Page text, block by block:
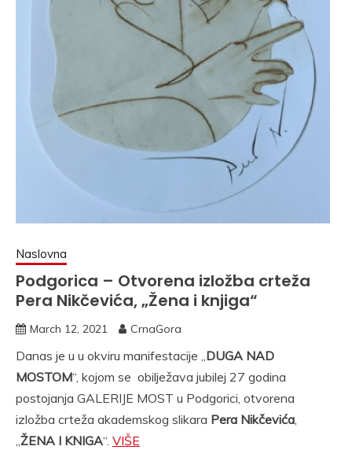
Naslovna
Podgorica – Otvorena izložba crteža
Pera Nikčevića, „Žena i knjiga“
March 12, 2021 CrnaGora
Danas je u u okviru manifestacije „DUGA NAD
MOSTOM“, kojom se obilježava jubilej 27 godina
postojanja GALERIJE MOST u Podgorici, otvorena
izložba crteža akademskog slikara Pera Nikčevića,
„ŽENA I KNIGA“. VIŠE